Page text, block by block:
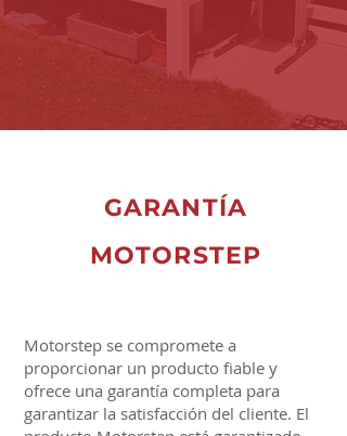
GARANTÍA
MOTORSTEP
Motorstep se compromete a
proporcionar un producto fiable y
ofrece una garantía completa para
garantizar la satisfacción del cliente. El